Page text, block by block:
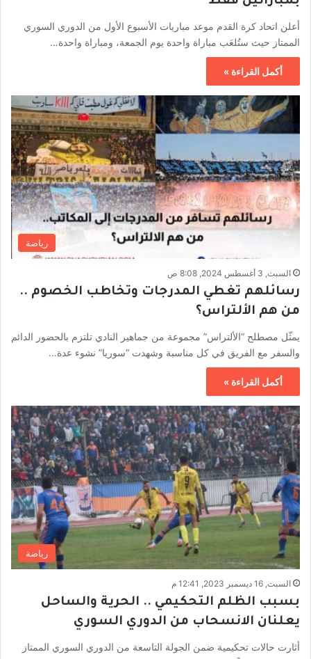
أعلن اتحاد كرة القدم موعد مباريات الأسبوع الأول من الدوري السوري
الممتاز حيث ستُلعَب مباراة واحدة يوم الجمعة، ومباراة واحدة…
أكمل القراءة »
رياضة
السبت, 3 أغسطس 2024, 8:08 ص
رسائلهم تغطي المدرجات وتخاطب الخصوم ..
من هم الألتراس؟
يمثّل مصطلح “الألتراس” مجموعة من جماهير النادي تلتزم بالحضور الدائم
والسفر مع الفريق في كل مناسبة وشهدت “سوريا” نشوء عدة…
أكمل القراءة »
رياضة
السبت, 16 ديسمبر 2023, 12:41 م
بسبب الظلم التحكيمي .. الحرية والساحل
يعلنان الانسحاب من الدوري السوري
أثارت حالات تحكيمية ضمن الجولة التاسعة من الدوري السوري الممتاز